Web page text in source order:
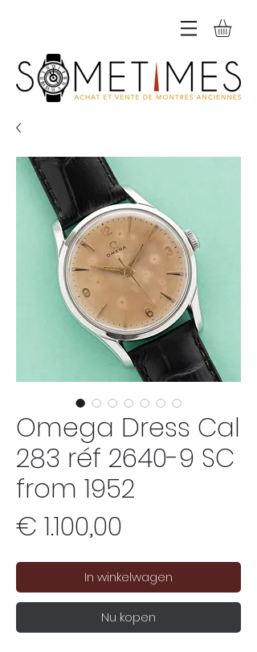
Omega Dress Cal
283 réf 2640-9 SC
from 1952
€ 1.100,00
In winkelwagen
Nu kopen